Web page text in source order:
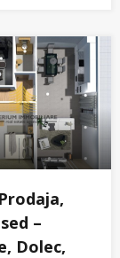
–
Dolec,